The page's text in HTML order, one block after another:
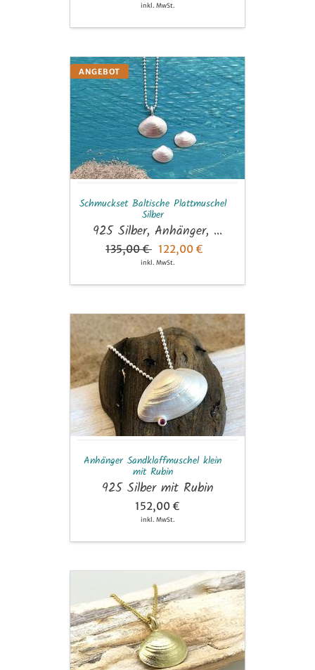
inkl. MwSt.
Schmuckset
Baltische
Plattmuschel
Silber
ANGEBOT
Schmuckset Baltische Plattmuschel
Silber
925 Silber, Anhänger, ...
135,00 € 122,00 €
inkl. MwSt.
Anhänger
Sandklaffmuschel
klein
mit
Rubin
Anhänger Sandklaffmuschel klein
mit Rubin
925 Silber mit Rubin
152,00 €
inkl. MwSt.
Baltische
Plattmuschel
in
750
Gelbgold